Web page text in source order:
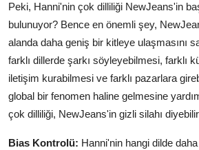
Peki, Hanni'nin çok dilliliği NewJeans'in
bulunuyor? Bence en önemli şey,
alanda daha geniş bir kitleye ulaşmasını
farklı dillerde şarkı söyleyebilmesi, farklı
iletişim kurabilmesi ve farklı pazarlara
global bir fenomen haline gelmesine
çok dilliliği, NewJeans'in gizli silahı
Bias Kontrolü: Hanni'nin hangi dilde